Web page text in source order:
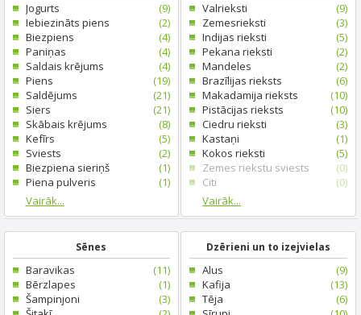
Jogurts
(9)
Iebiezināts piens
(2)
Biezpiens
(4)
Paniņas
(4)
Saldais krējums
(4)
Piens
(19)
Saldējums
(21)
Siers
(21)
Skābais krējums
(8)
Kefīrs
(5)
Sviests
(2)
Biezpiena sieriņš
(1)
Piena pulveris
(1)
Vairāk...
Valrieksti
(9)
Zemesrieksti
(3)
Indijas rieksti
(5)
Pekana rieksti
(2)
Mandeles
(2)
Brazīlijas rieksts
(6)
Makadamija rieksts
(10)
Pistācijas rieksts
(10)
Ciedru rieksti
(3)
Kastaņi
(1)
Kokos rieksti
(5)
Zemes riekstu sviests
(0)
Citi
(0)
Vairāk...
Sēnes
Baravikas
(11)
Bērzlapes
(1)
Šampinjoni
(3)
Dzērieni un to izejvielas
Alus
(9)
Kafija
(13)
Tēja
(6)